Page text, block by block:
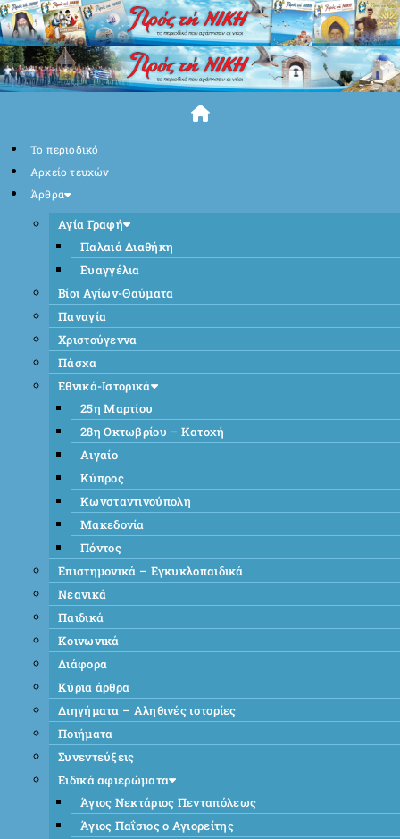
Skip
to
content
Το περιοδικό
Αρχείο τευχών
Άρθρα
Αγία Γραφή
Παλαιά Διαθήκη
Ευαγγέλια
Βίοι Αγίων-Θαύματα
Παναγία
Χριστούγεννα
Πάσχα
Εθνικά-Ιστορικά
25η Μαρτίου
28η Οκτωβρίου – Κατοχή
Αιγαίο
Κύπρος
Κωνσταντινούπολη
Μακεδονία
Πόντος
Επιστημονικά – Εγκυκλοπαιδικά
Νεανικά
Παιδικά
Κοινωνικά
Διάφορα
Κύρια άρθρα
Διηγήματα – Αληθινές ιστορίες
Ποιήματα
Συνεντεύξεις
Ειδικά αφιερώματα
Άγιος Νεκτάριος Πενταπόλεως
Άγιος Παΐσιος ο Αγιορείτης